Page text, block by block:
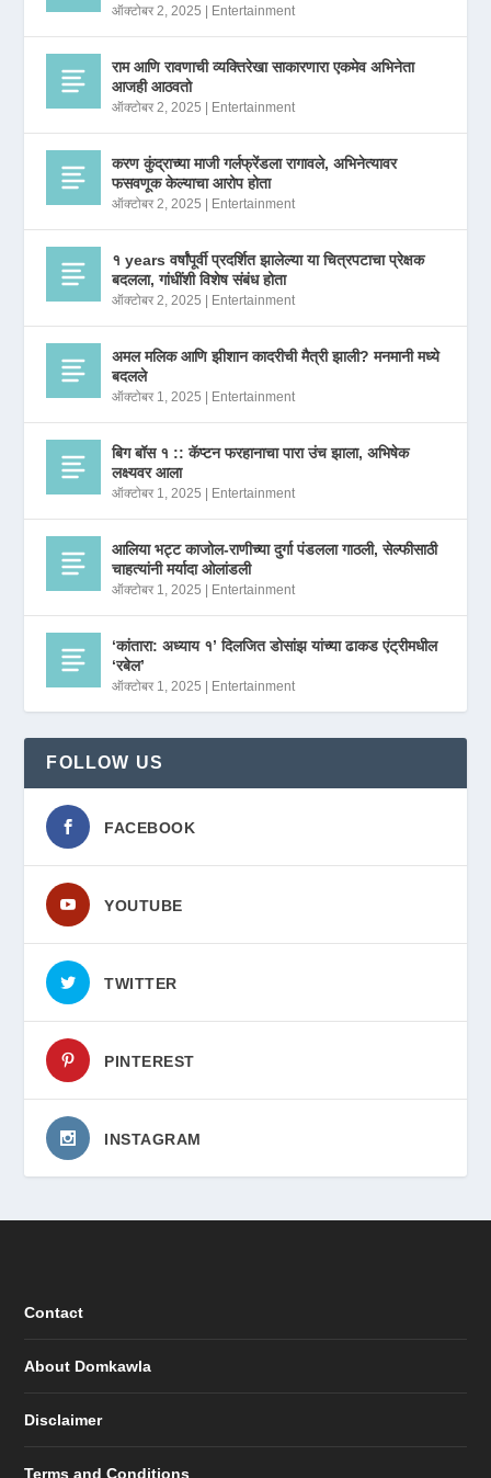
ऑक्टोबर 2, 2025 | Entertainment
राम आणि रावणाची व्यक्तिरेखा साकारणारा एकमेव अभिनेता
आजही आठवतो
ऑक्टोबर 2, 2025 | Entertainment
करण कुंद्राच्या माजी गर्लफ्रेंडला रागावले, अभिनेत्यावर
फसवणूक केल्याचा आरोप होता
ऑक्टोबर 2, 2025 | Entertainment
१ years वर्षांपूर्वी प्रदर्शित झालेल्या या चित्रपटाचा प्रेक्षक
बदलला, गांधींशी विशेष संबंध होता
ऑक्टोबर 2, 2025 | Entertainment
अमल मलिक आणि झीशान कादरीची मैत्री झाली? मनमानी मध्ये
बदलले
ऑक्टोबर 1, 2025 | Entertainment
बिग बॉस १ :: कॅप्टन फरहानाचा पारा उंच झाला, अभिषेक
लक्ष्यवर आला
ऑक्टोबर 1, 2025 | Entertainment
आलिया भट्ट काजोल-राणीच्या दुर्गा पंडलला गाठली, सेल्फीसाठी
चाहत्यांनी मर्यादा ओलांडली
ऑक्टोबर 1, 2025 | Entertainment
‘कांतारा: अध्याय १’ दिलजित डोसांझ यांच्या ढाकड एंट्रीमधील
‘रबेल’
ऑक्टोबर 1, 2025 | Entertainment
FOLLOW US
FACEBOOK
YOUTUBE
TWITTER
PINTEREST
INSTAGRAM
Contact
About Domkawla
Disclaimer
Terms and Conditions